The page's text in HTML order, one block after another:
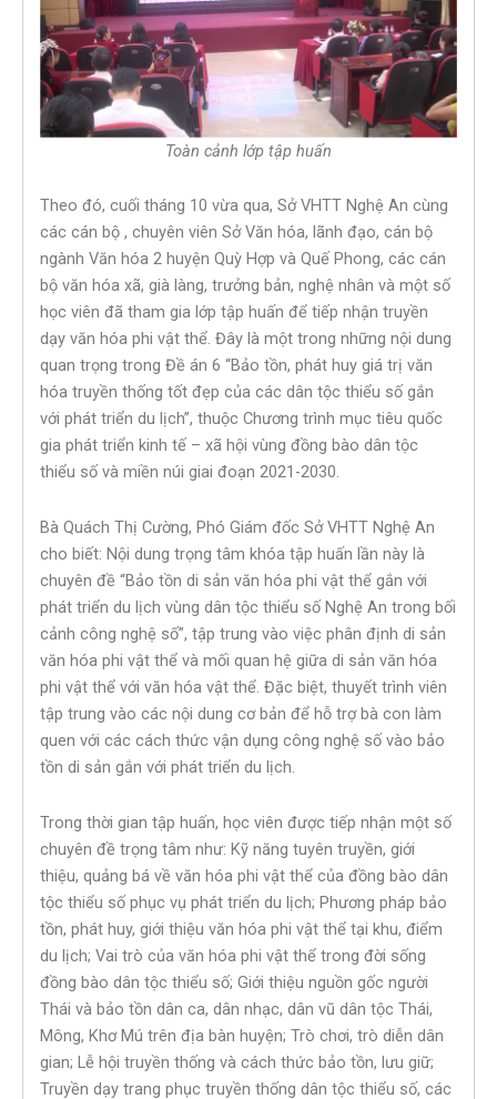
Toàn cảnh lớp tập huấn
Theo đó, cuối tháng 10 vừa qua, Sở VHTT Nghệ An cùng
các cán bộ , chuyên viên Sở Văn hóa, lãnh đạo, cán bộ
ngành Văn hóa 2 huyện Quỳ Hợp và Quế Phong, các cán
bộ văn hóa xã, già làng, trưởng bản, nghệ nhân và một số
học viên đã tham gia lớp tập huấn để tiếp nhận truyền
dạy văn hóa phi vật thể. Đây là một trong những nội dung
quan trọng trong Đề án 6 “Bảo tồn, phát huy giá trị văn
hóa truyền thống tốt đẹp của các dân tộc thiểu số gắn
với phát triển du lịch”, thuộc Chương trình mục tiêu quốc
gia phát triển kinh tế – xã hội vùng đồng bào dân tộc
thiểu số và miền núi giai đoạn 2021-2030.
Bà Quách Thị Cường, Phó Giám đốc Sở VHTT Nghệ An
cho biết: Nội dung trọng tâm khóa tập huấn lần này là
chuyên đề “Bảo tồn di sản văn hóa phi vật thể gắn với
phát triển du lịch vùng dân tộc thiểu số Nghệ An trong bối
cảnh công nghệ số”, tập trung vào việc phân định di sản
văn hóa phi vật thể và mối quan hệ giữa di sản văn hóa
phi vật thể với văn hóa vật thể. Đặc biệt, thuyết trình viên
tập trung vào các nội dung cơ bản để hỗ trợ bà con làm
quen với các cách thức vận dụng công nghệ số vào bảo
tồn di sản gắn với phát triển du lịch.
Trong thời gian tập huấn, học viên được tiếp nhận một số
chuyên đề trọng tâm như: Kỹ năng tuyên truyền, giới
thiệu, quảng bá về văn hóa phi vật thể của đồng bào dân
tộc thiểu số phục vụ phát triển du lịch; Phương pháp bảo
tồn, phát huy, giới thiệu văn hóa phi vật thể tại khu, điểm
du lịch; Vai trò của văn hóa phi vật thể trong đời sống
đồng bào dân tộc thiểu số; Giới thiệu nguồn gốc người
Thái và bảo tồn dân ca, dân nhạc, dân vũ dân tộc Thái,
Mông, Khơ Mú trên địa bàn huyện; Trò chơi, trò diễn dân
gian; Lễ hội truyền thống và cách thức bảo tồn, lưu giữ;
Truyền dạy trang phục truyền thống dân tộc thiểu số, các